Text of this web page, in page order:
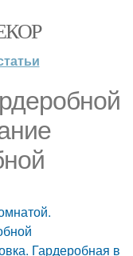
Гардеробная в